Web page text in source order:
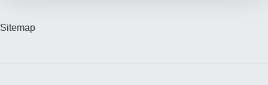
Sitemap